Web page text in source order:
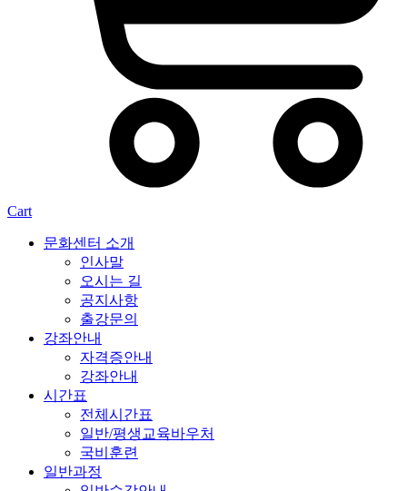
Cart
문화센터 소개
인사말
오시는 길
공지사항
출강문의
강좌안내
자격증안내
강좌안내
시간표
전체시간표
일반/평생교육바우처
국비훈련
일반과정